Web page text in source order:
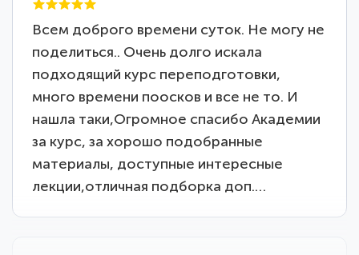
Всем доброго времени суток. Не могу не
поделиться.. Очень долго искала
подходящий курс переподготовки,
много времени поосков и все не то. И
нашла таки,Огромное спасибо Академии
за курс, за хорошо подобранные
материалы, доступные интересные
лекции,отличная подборка доп.…